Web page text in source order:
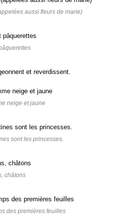
aussi fleurs de marie)
et reverdissent.
neige et jaune
sont les princesses.
châtons
des premières feuilles